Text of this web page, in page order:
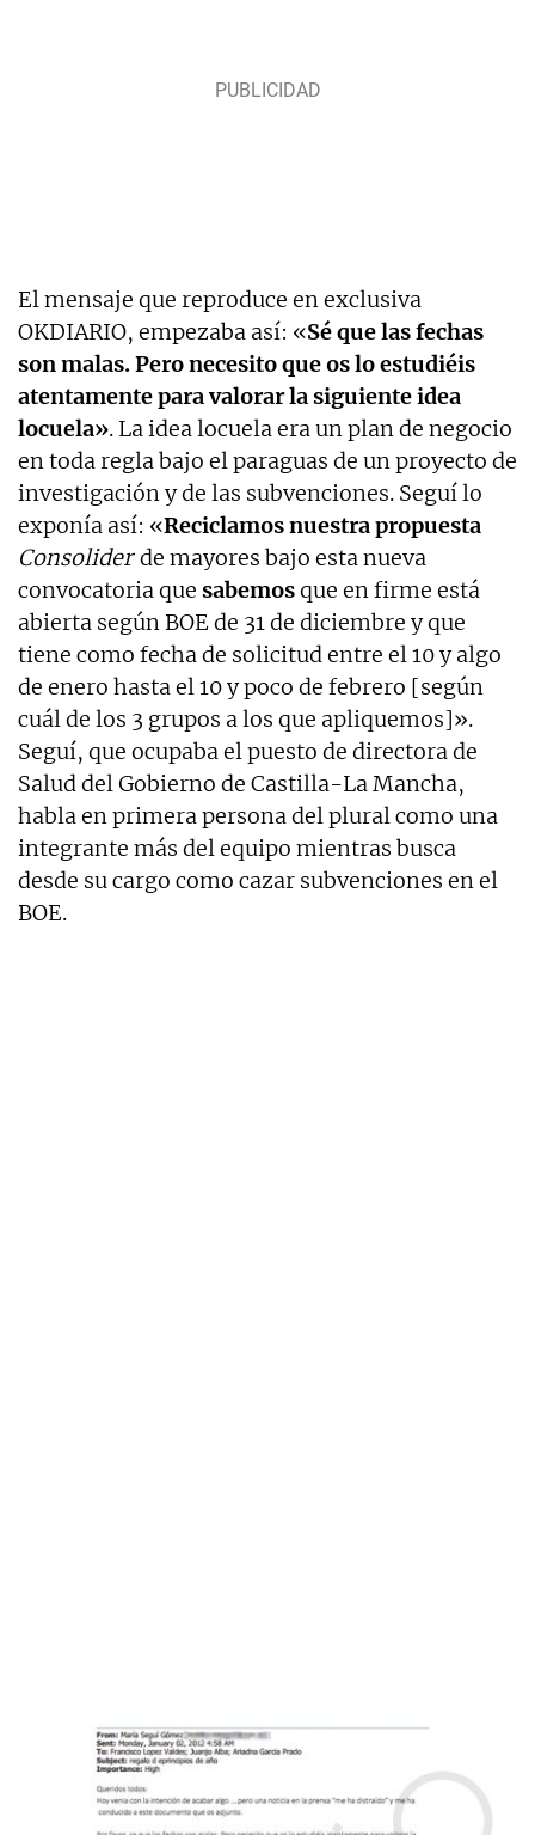
El mensaje que reproduce en exclusiva
OKDIARIO, empezaba así: «Sé que las fechas
son malas. Pero necesito que os lo estudiéis
atentamente para valorar la siguiente idea
locuela». La idea locuela era un plan de negocio
en toda regla bajo el paraguas de un proyecto de
investigación y de las subvenciones. Seguí lo
exponía así: «Reciclamos nuestra propuesta
Consoliderde mayores bajo esta nueva
convocatoria que sabemosque en firme está
abierta según BOE de 31 de diciembre y que
tiene como fecha de solicitud entre el 10 y algo
de enero hasta el 10 y poco de febrero [según
cuál de los 3 grupos a los que apliquemos]».
Seguí, que ocupaba el puesto de directora de
Salud del Gobierno de Castilla-La Mancha,
habla en primera persona del plural como una
integrante más del equipo mientras busca
desde su cargo como cazar subvenciones en el
BOE.